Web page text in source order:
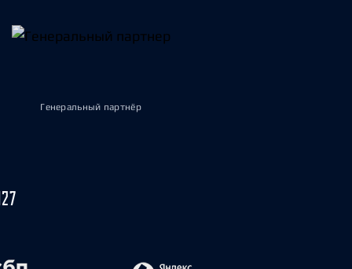
Генеральный партнёр